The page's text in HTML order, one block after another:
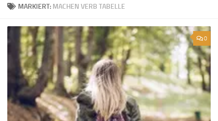
MARKIERT: MACHEN VERB TABELLE
0